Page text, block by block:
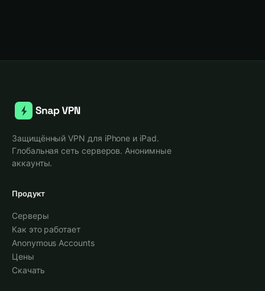
Защищённый VPN для iPhone и iPad.
Глобальная сеть серверов. Анонимные
аккаунты.
Продукт
Серверы
Как это работает
Anonymous Accounts
Цены
Скачать